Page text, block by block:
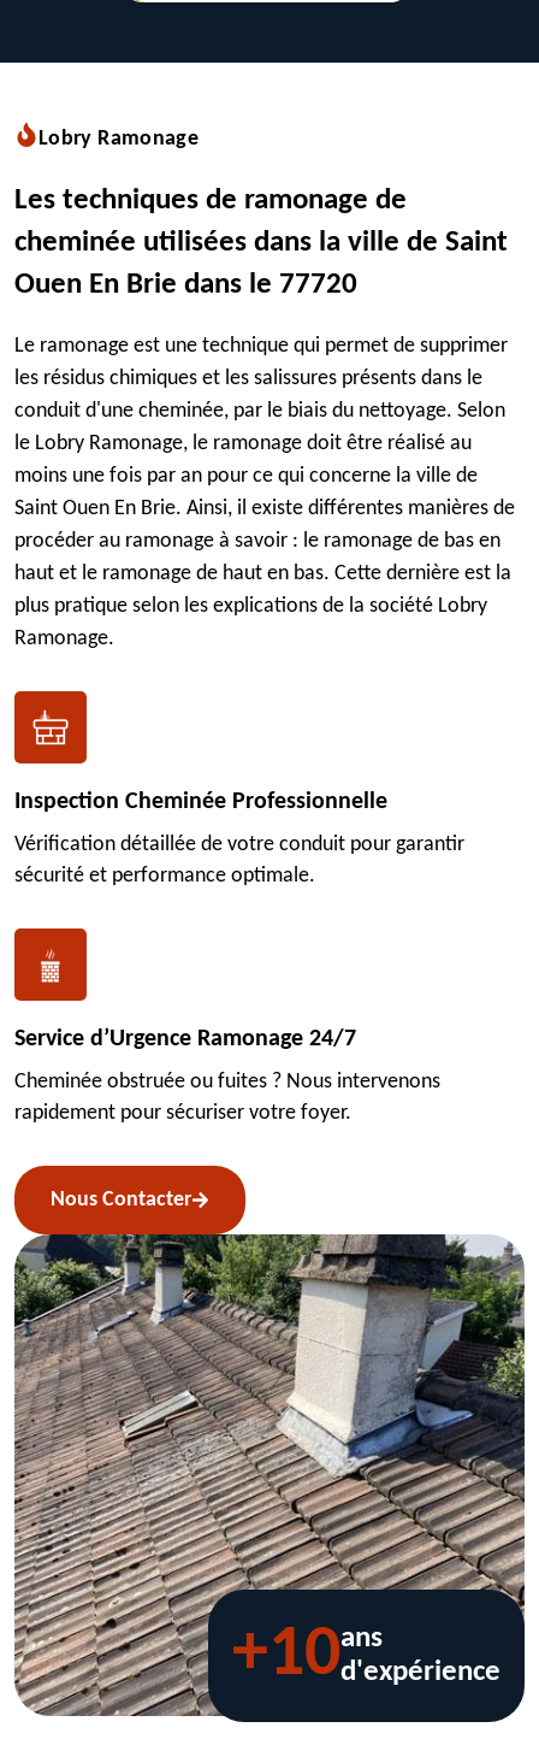
Lobry Ramonage
Les techniques de ramonage de
cheminée utilisées dans la ville de Saint
Ouen En Brie dans le 77720
Le ramonage est une technique qui permet de supprimer
les résidus chimiques et les salissures présents dans le
conduit d'une cheminée, par le biais du nettoyage. Selon
le Lobry Ramonage, le ramonage doit être réalisé au
moins une fois par an pour ce qui concerne la ville de
Saint Ouen En Brie. Ainsi, il existe différentes manières de
procéder au ramonage à savoir : le ramonage de bas en
haut et le ramonage de haut en bas. Cette dernière est la
plus pratique selon les explications de la société Lobry
Ramonage.
Inspection Cheminée Professionnelle
Vérification détaillée de votre conduit pour garantir
sécurité et performance optimale.
Service d’Urgence Ramonage 24/7
Cheminée obstruée ou fuites ? Nous intervenons
rapidement pour sécuriser votre foyer.
Nous Contacter
+10ans
d'expérience